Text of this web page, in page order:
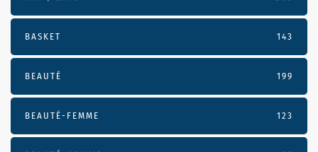
BASKET 143
BEAUTÉ 199
BEAUTÉ-FEMME 123